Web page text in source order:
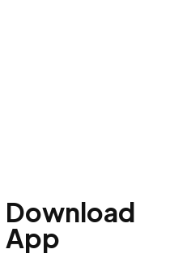
Download
App